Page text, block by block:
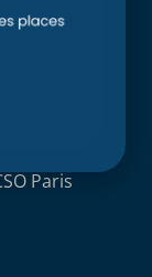
Paris